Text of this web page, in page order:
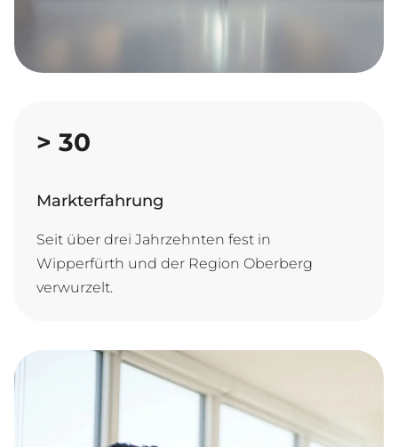
> 30
Markterfahrung
Seit über drei Jahrzehnten fest in
Wipperfürth und der Region Oberberg
verwurzelt.